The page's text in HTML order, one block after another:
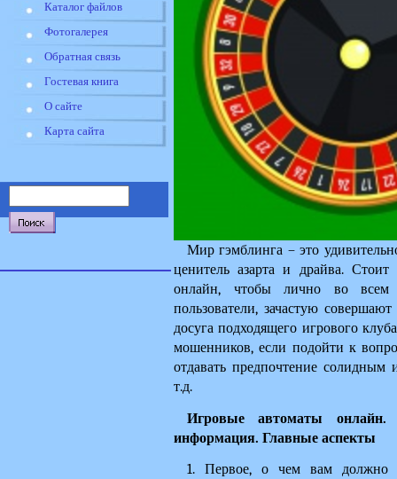
Каталог файлов
Фотогалерея
Обратная связь
Гостевая книга
О сайте
Карта сайта
Мир гэмблинга – это
ценитель азарта и драйва.
онлайн, чтобы лично во всем
пользователи, зачастую
досуга подходящего игрового
мошенников, если подойти к
отдавать предпочтение
т.д.
Игровые автоматы
информация. Главные аспекты
1. Первое, о чем вам должно